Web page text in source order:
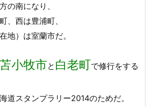
の南になり、
、西は豊浦町、
地）は室蘭市だ。
苫小牧市と 白老町で修行をする
道スタンプラリー2014のためだ。